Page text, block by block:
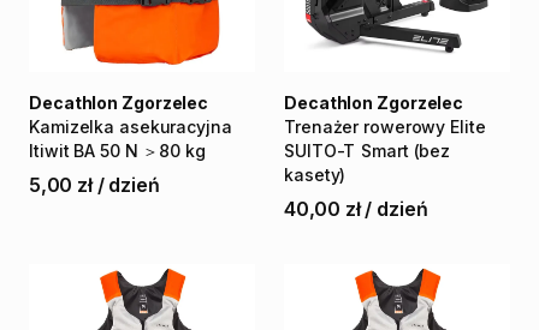
Kamizelka asekuracyjna
Itiwit BA 50 N ＞80 kg
Decathlon Zgorzelec
5,00 zł / dzień
Trenażer rowerowy Elite
SUITO-T Smart (bez
kasety)
Decathlon Zgorzelec
40,00 zł / dzień